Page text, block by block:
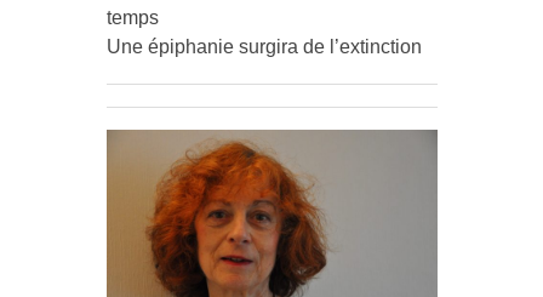
temps
Une épiphanie surgira de l’extinction